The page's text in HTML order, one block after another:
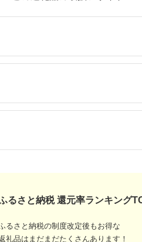
上 2房 【令和7年産先
らみねらる シャイン
定 期間限定 岡山 里
るさと納税 還元率ランキング
るさと納税の制度改定後もお得な
礼品はまだまだたくさんあります！